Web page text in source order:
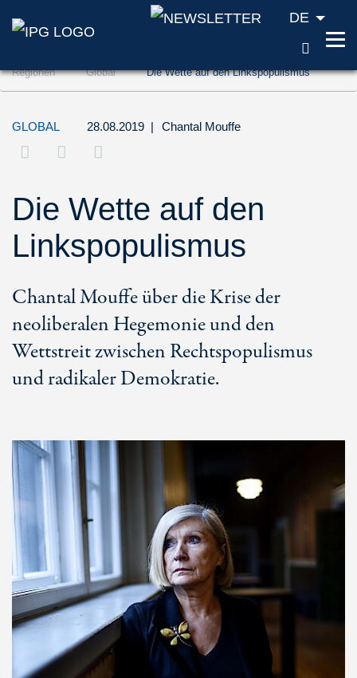
Zum Inhalt springen (Accesskey '1')
Zur Suche springen (Accesskey '2')
Zur Navigation springen (Accesskey '3')
DE
Regionen Global Die Wette auf den Linkspopulismus
GLOBAL 28.08.2019 | Chantal Mouffe
Die Wette auf den
Linkspopulismus
Chantal Mouffe über die Krise der
neoliberalen Hegemonie und den
Wettstreit zwischen Rechtspopulismus
und radikaler Demokratie.